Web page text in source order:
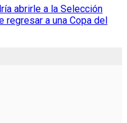
abrirle a la Selección
regresar a una Copa del